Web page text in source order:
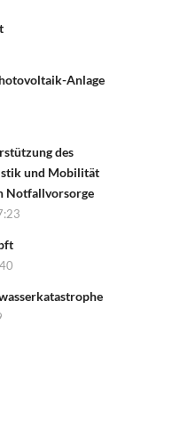
Anlage
des
und Mobilität
Notfallvorsorge